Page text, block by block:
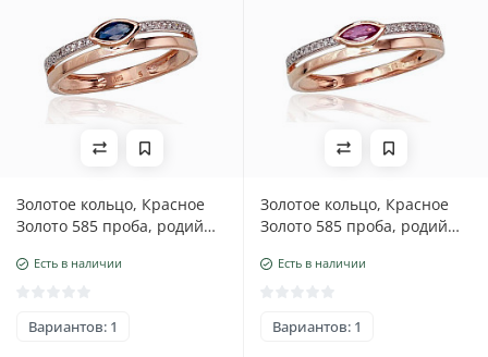
Золотое кольцо, Красное
Золото 585 проба, родий
Сапфир
Есть в наличии
Вариантов: 1
Золотое кольцо, Красное
Золото 585 проба, родий
РубинЕсть в наличии
Вариантов: 1